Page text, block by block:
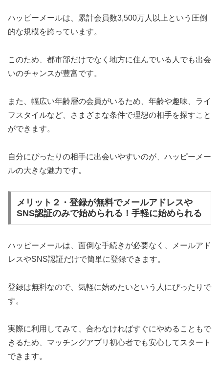
ハッピーメールは、累計会員数3,500万人以上という圧倒
的な規模を誇っています。
このため、都市部だけでなく地方に住んでいる人でも出会
いのチャンスが豊富です。
また、幅広い年齢層の会員がいるため、年齢や趣味、ライ
フスタイルなど、さまざまな条件で理想の相手を探すこと
ができます。
自分にぴったりの相手に出会いやすいのが、ハッピーメー
ルの大きな魅力です。
メリット２・登録が無料でメールアドレスや
SNS認証のみで始められる！手軽に始められる
ハッピーメールは、面倒な手続きが必要なく、メールアド
レスやSNS認証だけで簡単に登録できます。
登録は無料なので、気軽に始めたいという人にぴったりで
す。
実際に利用してみて、合わなければすぐにやめることもで
きるため、マッチングアプリ初心者でも安心してスタート
できます。